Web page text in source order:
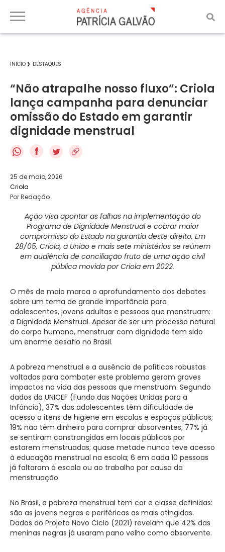
INÍCIO DESTAQUES
“Não atrapalhe nosso fluxo”: Criola
lança campanha para denunciar
omissão do Estado em garantir
dignidade menstrual
f
25 de maio, 2026
Criola
Por Redação
Ação visa apontar as falhas na implementação do
Programa de Dignidade Menstrual e cobrar maior
compromisso do Estado na garantia deste direito. Em
28/05, Criola, a União e mais sete ministérios se reúnem
em audiência de conciliação fruto de uma ação civil
pública movida por Criola em 2022.
O mês de maio marca o aprofundamento dos debates
sobre um tema de grande importância para
adolescentes, jovens adultas e pessoas que menstruam:
a Dignidade Menstrual. Apesar de ser um processo natural
do corpo humano, menstruar com dignidade tem sido
um enorme desafio no Brasil.
A pobreza menstrual e a ausência de políticas robustas
voltadas para combater este problema geram graves
impactos na vida das pessoas que menstruam. Segundo
dados da UNICEF (Fundo das Nações Unidas para a
Infância), 37% das adolescentes têm dificuldade de
acesso a itens de higiene em escolas e espaços públicos;
19% não têm dinheiro para comprar absorventes; 77% já
se sentiram constrangidas em locais públicos por
estarem menstruadas; quase metade nunca teve acesso
à educação menstrual na escola; 6 em cada 10 pessoas
já faltaram à escola ou ao trabalho por causa da
menstruação.
No Brasil, a pobreza menstrual tem cor e classe definidas:
são as jovens negras e periféricas as mais atingidas.
Dados do Projeto Novo Ciclo (2021) revelam que 42% das
meninas negras já usaram pano velho como absorvente.